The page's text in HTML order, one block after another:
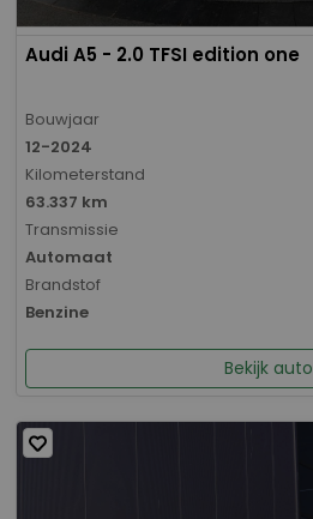
Audi A5 - 2.0 TFSI edition one
Bouwjaar
12-2024
Kilometerstand
63.337 km
Transmissie
Automaat
Brandstof
Benzine
Bekijk auto